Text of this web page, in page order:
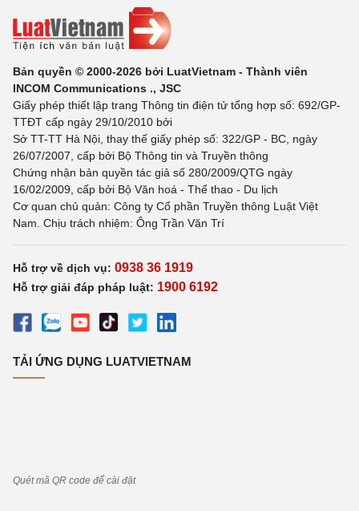
Bản quyền © 2000-2026 bởi LuatVietnam - Thành viên
INCOM Communications ., JSC
Giấy phép thiết lập trang Thông tin điện tử tổng hợp số: 692/GP-
TTĐT cấp ngày 29/10/2010 bởi
Sở TT-TT Hà Nội, thay thế giấy phép số: 322/GP - BC, ngày
26/07/2007, cấp bởi Bộ Thông tin và Truyền thông
Chứng nhận bản quyền tác giả số 280/2009/QTG ngày
16/02/2009, cấp bởi Bộ Văn hoá - Thể thao - Du lịch
Cơ quan chủ quản: Công ty Cổ phần Truyền thông Luật Việt
Nam. Chịu trách nhiệm: Ông Trần Văn Trí
Hỗ trợ về dịch vụ: 0938 36 1919
Hỗ trợ giải đáp pháp luật: 1900 6192
TẢI ỨNG DỤNG LUATVIETNAM
Quét mã QR code để cài đặt